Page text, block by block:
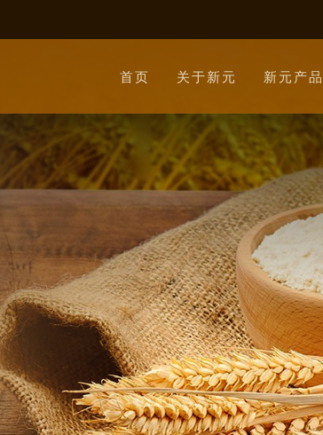
首页 关于新元 新元产品